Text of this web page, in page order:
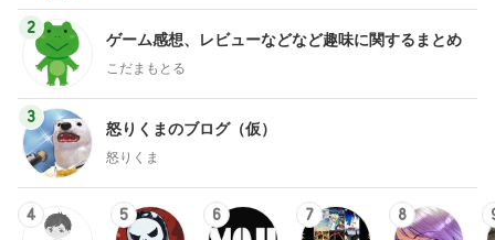
2
ゲーム感想、レビューなどなど趣味に関するまとめ
こだまもとる
3
怒りくまのブログ（仮）
怒りくま
4 5 6 7 8